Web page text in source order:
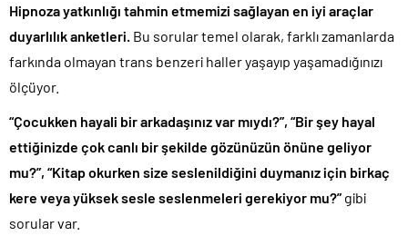
Hipnoza yatkınlığı tahmin etmemizi sağlayan en iyi araçlar
duyarlılık anketleri. Bu sorular temel olarak, farklı zamanlarda
farkında olmayan trans benzeri haller yaşayıp yaşamadığınızı
ölçüyor.
“Çocukken hayali bir arkadaşınız var mıydı?”, “Bir şey hayal
ettiğinizde çok canlı bir şekilde gözünüzün önüne geliyor
mu?”, “Kitap okurken size seslenildiğini duymanız için birkaç
kere veya yüksek sesle seslenmeleri gerekiyor mu?” gibi
sorular var.